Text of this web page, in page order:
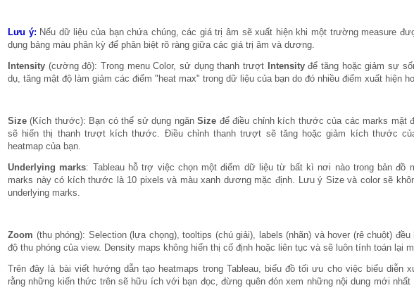
Lưu ý: Nếu dữ liệu của bạn chứa chúng, các giá trị âm sẽ xuất hiện khi một trường measure
dụng bảng màu phân kỳ để phân biệt rõ ràng giữa các giá trị âm và dương.
Intensity (cường độ): Trong menu Color, sử dụng thanh trượt Intensityđể tăng hoặc giảm sự
dụ, tăng mật độ làm giảm các điểm "heat max" trong dữ liệu của bạn do đó nhiều điểm xuất hiện
Size (Kích thước): Bạn có thể sử dụng ngănSize để điều chỉnh kích thước của các marks mật
sẽ hiển thị thanh trượt kích thước. Điều chỉnh thanh trượt sẽ tăng hoặc giảm kích thước
heatmap của bạn.
Underlying marks: Tableau hỗ trợ việc chọn một điểm dữ liệu từ bất kì nơi nào trong bản đồ
marks này có kích thước là 10 pixels và màu xanh dương mặc định. Lưu ý Size và color sẽ
underlying marks.
Zoom (thu phóng): Selection (lựa chọng), tooltips (chú giải), labels (nhãn) và hover (rê chuột)
độ thu phóng của view. Density maps không hiển thị cố định hoặc liên tục và sẽ luôn tính toán lại
Trên đây là bài viết hướng dẫn tạo heatmaps trong Tableau, biểu đồ tối ưu cho việc biểu diễn
rằng những kiến thức trên sẽ hữu ích với bạn đọc, đừng quên đón xem những nội dung mới